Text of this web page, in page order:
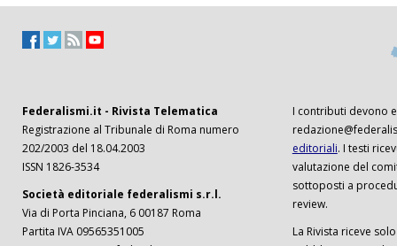
Federalismi.it - Rivista Telematica
Registrazione al Tribunale di Roma numero
202/2003 del 18.04.2003
ISSN 1826-3534
Società editoriale federalismi s.r.l.
Via di Porta Pinciana, 6 00187 Roma
Partita IVA 09565351005
I contributi devono
editoriali. I testi
valutazione del
sottoposti a
review.
La Rivista riceve